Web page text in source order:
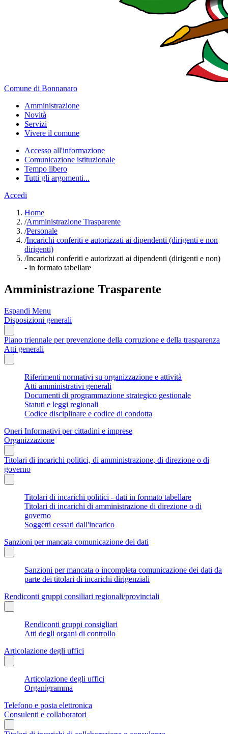
Comune di Bonnanaro
Amministrazione
Novità
Servizi
Vivere il comune
Accesso all'informazione
Comunicazione istituzionale
Tempo libero
Tutti gli argomenti...
Accedi
Home
/Amministrazione Trasparente
/Personale
/Incarichi conferiti e autorizzati ai dipendenti (dirigenti e non
dirigenti)
/Incarichi conferiti e autorizzati ai dipendenti (dirigenti e non)
- in formato tabellare
Amministrazione Trasparente
Espandi Menu
Disposizioni generali
Piano triennale per prevenzione della corruzione e della trasparenza
Atti generali
Riferimenti normativi su organizzazione e attività
Atti amministrativi generali
Documenti di programmazione strategico gestionale
Statuti e leggi regionali
Codice disciplinare e codice di condotta
Oneri Informativi per cittadini e imprese
Organizzazione
Titolari di incarichi politici, di amministrazione, di direzione o di
governo
Titolari di incarichi politici - dati in formato tabellare
Titolari di incarichi di amministrazione di direzione o di
governo
Soggetti cessati dall'incarico
Sanzioni per mancata comunicazione dei dati
Sanzioni per mancata o incompleta comunicazione dei dati da
parte dei titolari di incarichi dirigenziali
Rendiconti gruppi consiliari regionali/provinciali
Rendiconti gruppi consigliari
Atti degli organi di controllo
Articolazione degli uffici
Articolazione degli uffici
Organigramma
Telefono e posta elettronica
Consulenti e collaboratori